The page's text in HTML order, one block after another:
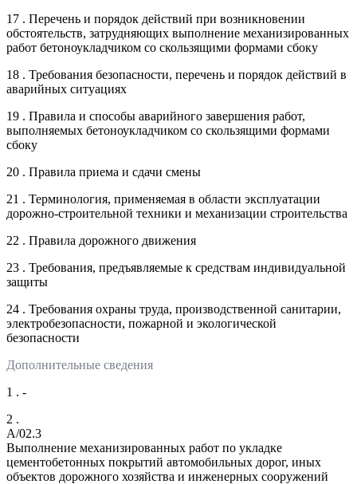
17 . Перечень и порядок действий при возникновении
обстоятельств, затрудняющих выполнение механизированных
работ бетоноукладчиком со скользящими формами сбоку
18 . Требования безопасности, перечень и порядок действий в
аварийных ситуациях
19 . Правила и способы аварийного завершения работ,
выполняемых бетоноукладчиком со скользящими формами
сбоку
20 . Правила приема и сдачи смены
21 . Терминология, применяемая в области эксплуатации
дорожно-строительной техники и механизации строительства
22 . Правила дорожного движения
23 . Требования, предъявляемые к средствам индивидуальной
защиты
24 . Требования охраны труда, производственной санитарии,
электробезопасности, пожарной и экологической
безопасности
Дополнительные сведения
1 . -
2 .
A/02.3
Выполнение механизированных работ по укладке
цементобетонных покрытий автомобильных дорог, иных
объектов дорожного хозяйства и инженерных сооружений